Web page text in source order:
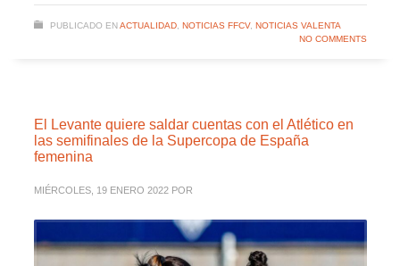
PUBLICADO EN ACTUALIDAD, NOTICIAS FFCV, NOTICIAS VALENTA
NO COMMENTS
El Levante quiere saldar cuentas con el Atlético en
las semifinales de la Supercopa de España
femenina
MIÉRCOLES, 19 ENERO 2022 POR